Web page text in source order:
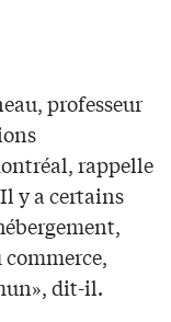
professeur
rappelle
y a certains
dit-il.